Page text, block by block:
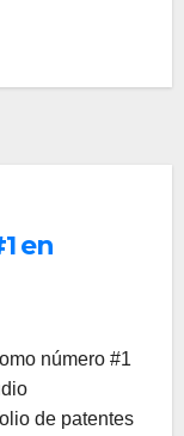
en
número #1
de patentes